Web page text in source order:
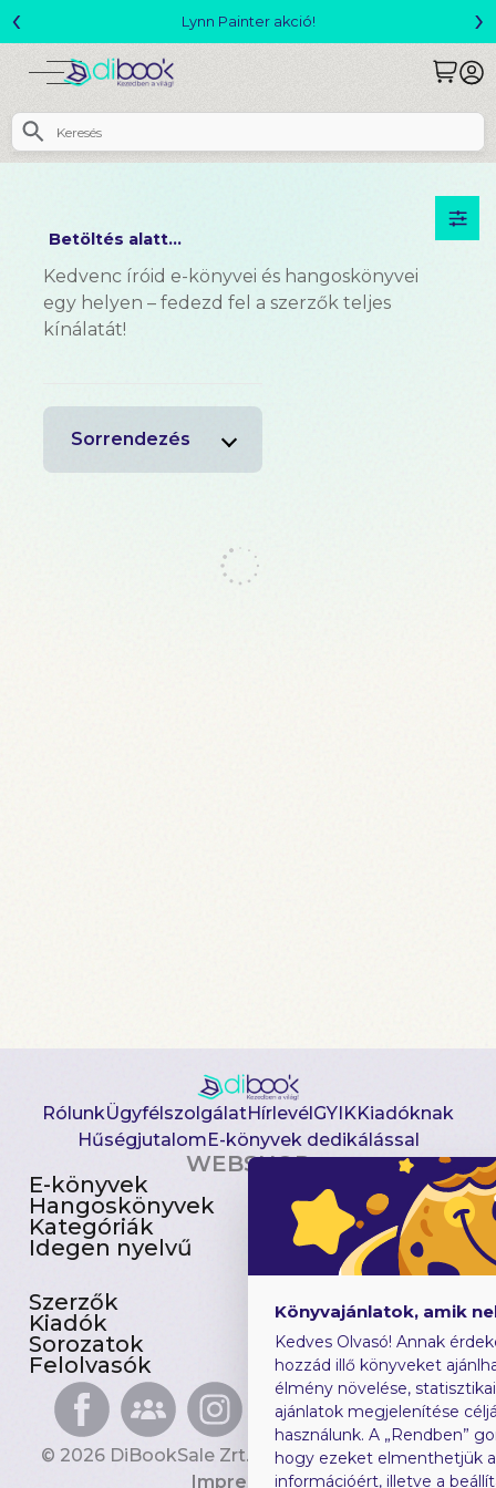
Lynn Painter akció!
‹ ›
Betöltés alatt...
Kedvenc íróid e-könyvei és hangoskönyvei
egy helyen – fedezd fel a szerzők teljes
kínálatát!
Sorrendezés
RólunkÜgyfélszolgálatHírlevélGYIKKiadóknak
HűségjutalomE-könyvek dedikálással
WEBSHOP
E-könyvek
Hangoskönyvek
Kategóriák
Idegen nyelvű
Csomagajánlatok
Akciósak
Előjegyezhetők
Újdonságok
Szerzők
Kiadók
Sorozatok
Felolvasók
Gyerekkönyvek
Heti toplista
Ajándékutalvány
Blog
© 2026 DiBookSale Zrt. Minden jog fenntartva.
Impresszum
Könyvajánlatok, amik
Kedves Olvasó! Annak
hozzád illő könyveket
élmény növelése,
ajánlatok megjelenítése
használunk. A „Rendben”
hogy ezeket elmenthetjük
információért, illetve a